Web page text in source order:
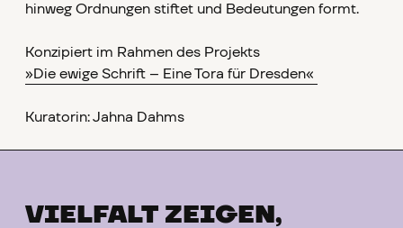
hinweg Ordnungen stiftet und Bedeutungen formt.
Konzipiert im Rahmen des Projekts
»Die ewige Schrift – Eine Tora für Dresden«
Kuratorin: Jahna Dahms
VIELFALT ZEIGEN,